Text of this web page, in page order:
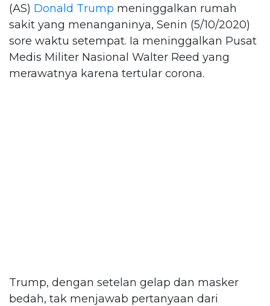
(AS) Donald Trump meninggalkan rumah
sakit yang menanganinya, Senin (5/10/2020)
sore waktu setempat. Ia meninggalkan Pusat
Medis Militer Nasional Walter Reed yang
merawatnya karena tertular corona.
Trump, dengan setelan gelap dan masker
bedah, tak menjawab pertanyaan dari